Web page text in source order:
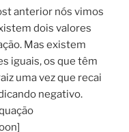
anterior nós vimos
dois valores
Mas existem
iguais, os que têm
uma vez que recai
negativo.